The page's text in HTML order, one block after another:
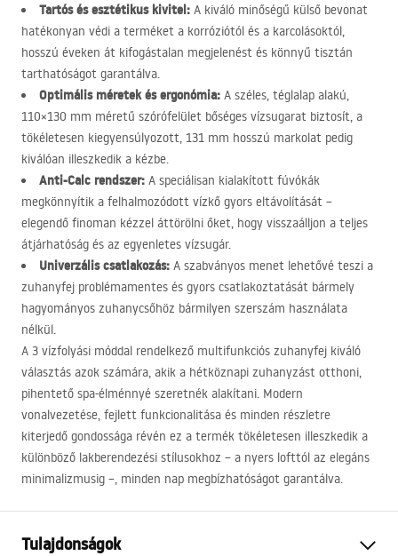
Tartós és esztétikus kivitel: A kiváló minőségű külső bevonat
hatékonyan védi a terméket a korróziótól és a karcolásoktól,
hosszú éveken át kifogástalan megjelenést és könnyű tisztán
tarthatóságot garantálva.
Optimális méretek és ergonómia: A széles, téglalap alakú,
110×130 mm méretű szórófelület bőséges vízsugarat biztosít, a
tökéletesen kiegyensúlyozott, 131 mm hosszú markolat pedig
kiválóan illeszkedik a kézbe.
Anti-Calc rendszer: A speciálisan kialakított fúvókák
megkönnyítik a felhalmozódott vízkő gyors eltávolítását –
elegendő finoman kézzel áttörölni őket, hogy visszaálljon a teljes
átjárhatóság és az egyenletes vízsugár.
Univerzális csatlakozás: A szabványos menet lehetővé teszi a
zuhanyfej problémamentes és gyors csatlakoztatását bármely
hagyományos zuhanycsőhöz bármilyen szerszám használata
nélkül.
A 3 vízfolyási móddal rendelkező multifunkciós zuhanyfej kiváló
választás azok számára, akik a hétköznapi zuhanyzást otthoni,
pihentető spa-élménnyé szeretnék alakítani. Modern
vonalvezetése, fejlett funkcionalitása és minden részletre
kiterjedő gondossága révén ez a termék tökéletesen illeszkedik a
különböző lakberendezési stílusokhoz – a nyers lofttól az elegáns
minimalizmusig –, minden nap megbízhatóságot garantálva.
Tulajdonságok